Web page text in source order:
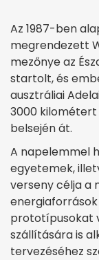
Az 1987-ben
megrendezett
mezőnye az
startolt, és
ausztráliai
3000 kilométert
belsején át.
A napelemmel
egyetemek,
verseny célja a
prototípusokat
szállítására is
tervezéséhez